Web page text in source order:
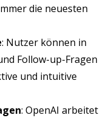
die neuesten
: Nutzer können in
Follow-up-Fragen
und intuitive
: OpenAI arbeitet